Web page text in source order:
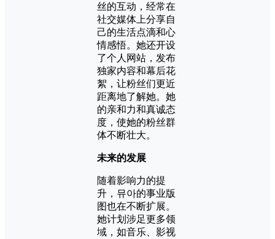
丝的互动，经常在
社交媒体上分享自
己的生活点滴和心
情感悟。她还开设
了个人网站，发布
独家内容和幕后花
絮，让粉丝们更近
距离地了解她。她
的亲和力和真诚态
度，使她的粉丝群
体不断壮大。
未来的发展
随着影响力的提
升，뮤아的事业版
图也在不断扩展。
她计划涉足更多领
域，如音乐、影视